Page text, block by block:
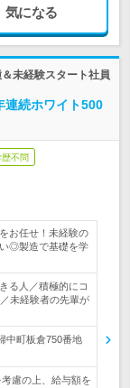
気になる
未経験スタート社員
連続ホワイト500
歴不問
お任せ！未経験の
◎製造で基礎を学
る人／積極的にコ
未経験者の先輩が
中町板倉750番地
慮の上、給与額を